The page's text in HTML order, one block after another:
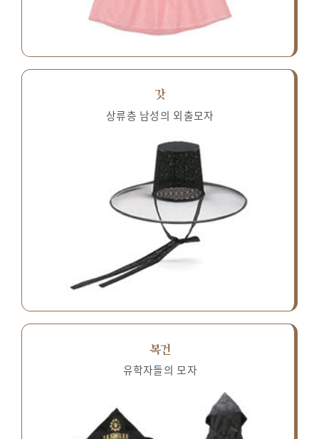
갓
상류층 남성의 외출모자
복건
유학자들의 모자